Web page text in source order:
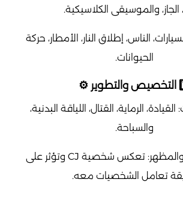
الجاز، والموسيقى الكلاسيكية.
الناس، إطلاق النار، الأمطار، حركة
الحيوانات.
⚙️
الرماية، القتال، اللياقة البدنية،
والسباحة.
تغيير الملابس والمظهر: تعكس شخصية CJ وتؤثر على
تعامل الشخصيات معه.